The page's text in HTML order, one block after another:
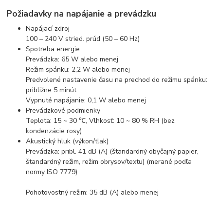
Požiadavky na napájanie a prevádzku
Napájací zdroj
100 – 240 V stried. prúd (50 – 60 Hz)
Spotreba energie
Prevádzka: 65 W alebo menej
Režim spánku: 2,2 W alebo menej
Predvolené nastavenie času na prechod do režimu spánku:
približne 5 minút
Vypnuté napájanie: 0,1 W alebo menej
Prevádzkové podmienky
Teplota: 15 ~ 30 ℃, Vlhkosť: 10 ~ 80 % RH (bez
kondenzácie rosy)
Akustický hluk (výkon/tlak)
Prevádzka: pribl. 41 dB (A) (štandardný obyčajný papier,
štandardný režim, režim obrysov/textu) (merané podľa
normy ISO 7779)
Pohotovostný režim: 35 dB (A) alebo menej